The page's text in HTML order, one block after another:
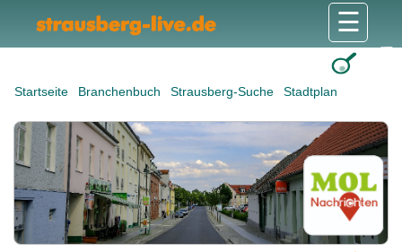
Startseite Branchenbuch Strausberg-Suche Stadtplan
☰